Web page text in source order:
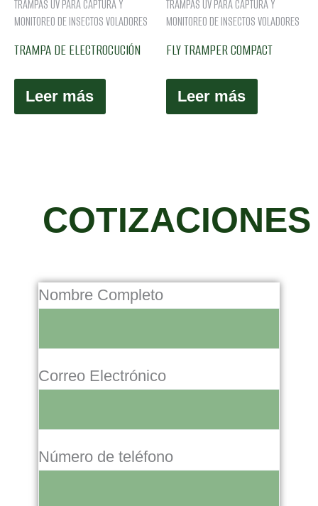
TRAMPAS UV PARA CAPTURA Y
MONITOREO DE INSECTOS VOLADORES
TRAMPA DE ELECTROCUCIÓN
Leer más
TRAMPAS UV PARA CAPTURA Y
MONITOREO DE INSECTOS VOLADORES
FLY TRAMPER COMPACT
Leer más
COTIZACIONES
Nombre Completo
Correo Electrónico
Número de teléfono